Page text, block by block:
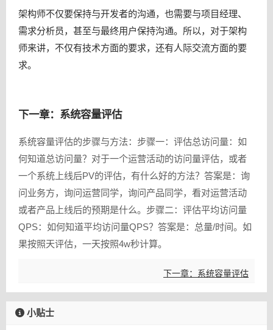
架构师不仅要保持与开发者的沟通，也需要与项目经理、
需求分析员，甚至与最终用户保持沟通。所以，对于架构
师来讲，不仅有技术方面的要求，还有人际交流方面的要
求。
下一章：系统容量评估
系统容量评估的步骤与方法：步骤一：评估总访问量：如
何知道总访问量？对于一个运营活动的访问量评估，或者
一个系统上线后PV的评估，有什么好的方法？答案是：询
问业务方，询问运营同学，询问产品同学，看对运营活动
或者产品上线后的预期是什么。步骤二：评估平均访问量
QPS：如何知道平均访问量QPS？答案是：总量/时间。如
果按照天评估，一天按照4w秒计算。
下一章：系统容量评估
小贴士